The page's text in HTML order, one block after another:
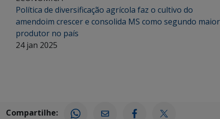
Política de diversificação agrícola faz o cultivo do
amendoim crescer e consolida MS como segundo maior
produtor no país
24 jan 2025
Compartilhe: